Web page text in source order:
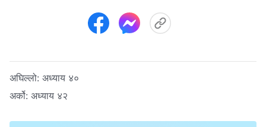
अघिल्लो: अध्याय ४०
अर्को: अध्याय ४२